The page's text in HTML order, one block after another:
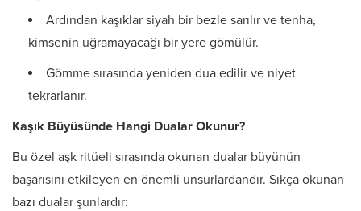
Ardından kaşıklar siyah bir bezle sarılır ve tenha,
kimsenin uğramayacağı bir yere gömülür.
Gömme sırasında yeniden dua edilir ve niyet
tekrarlanır.
Kaşık Büyüsünde Hangi Dualar Okunur?
Bu özel aşk ritüeli sırasında okunan dualar büyünün
başarısını etkileyen en önemli unsurlardandır. Sıkça okunan
bazı dualar şunlardır: